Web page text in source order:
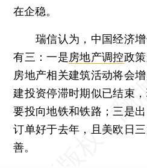
在企稳。
瑞信认为，中国经济增
有三：一是房地产调控政
房地产相关建筑活动将会
建投资停滞时期似已结束
要投向地铁和铁路；三是
订单好于去年，且美欧日
善。